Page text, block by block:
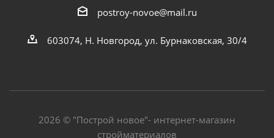
postroy-novoe@mail.ru
603074, Н. Новгород, ул. Бурнаковская, 30/4
2026 © "Построй новое"- интернет-магазин
стройматериалов